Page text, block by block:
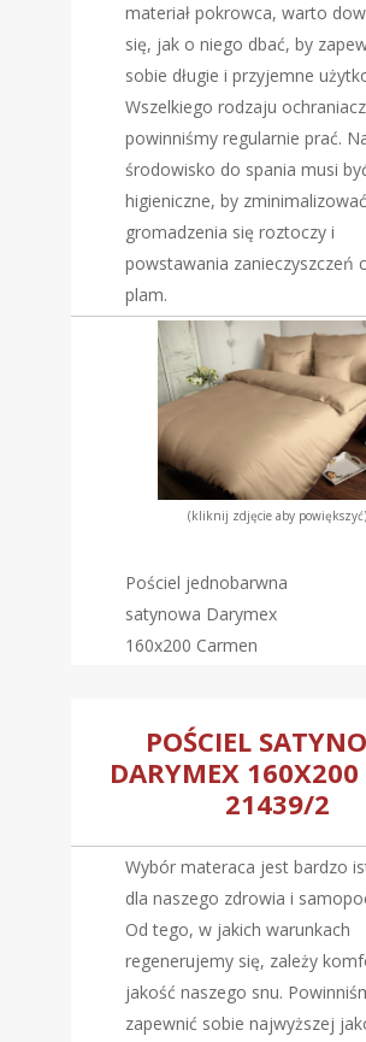
materiał pokrowca, warto
się, jak o niego dbać, by
sobie długie i przyjemne
Wszelkiego rodzaju
powinniśmy regularnie prać.
środowisko do spania musi
higieniczne, by
gromadzenia się roztoczy i
powstawania zanieczyszczeń
plam.
(kliknij zdjęcie aby powiększyć)
Pościel jednobarwna
satynowa Darymex
160x200 Carmen
POŚCIEL
DARYMEX 160X200
21439/2
Wybór materaca jest bardzo
dla naszego zdrowia i
Od tego, w jakich warunkach
regenerujemy się, zależy
jakość naszego snu.
zapewnić sobie najwyższej